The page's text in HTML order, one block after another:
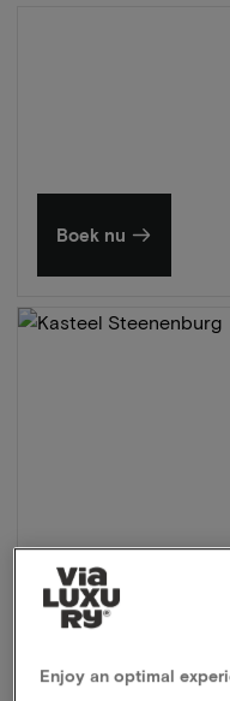
Boek nu
Kasteel
Enjoy an optimal